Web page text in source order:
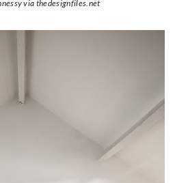
via thedesignfiles.net